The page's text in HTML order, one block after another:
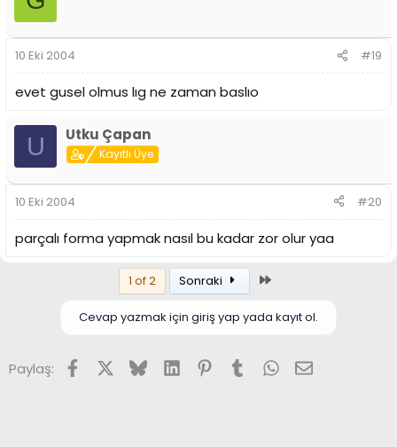
10 Eki 2004 #19
evet gusel olmus lıg ne zaman baslıo
U Utku Çapan
Kayıtlı Üye
10 Eki 2004 #20
parçalı forma yapmak nasıl bu kadar zor olur yaa
1 of 2 Sonraki
Cevap yazmak için giriş yap yada kayıt ol.
Paylaş: FacebookX (Twitter)
BlueskyLinkedInPinterest
TumblrWhatsApp
E-posta